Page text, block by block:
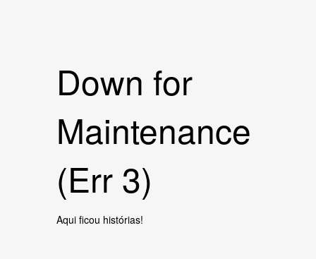
Down for
Maintenance
(Err 3)
Aqui ficou histórias!